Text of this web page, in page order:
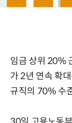
임금 상위 20%
가 2년 연속 확
규직의 70% 수